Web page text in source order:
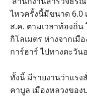
ไหวครั้งนี้มีขนาด 6.0
ส.ค. ตามเวลาท้องถิ่
กิโลเมตร ห่างจากเมื
การ์ฮาร์ ไปทางตะวัน
ทั้งนี้ มีรายงานว่าแรง
คาบูล เมืองหลวงของ